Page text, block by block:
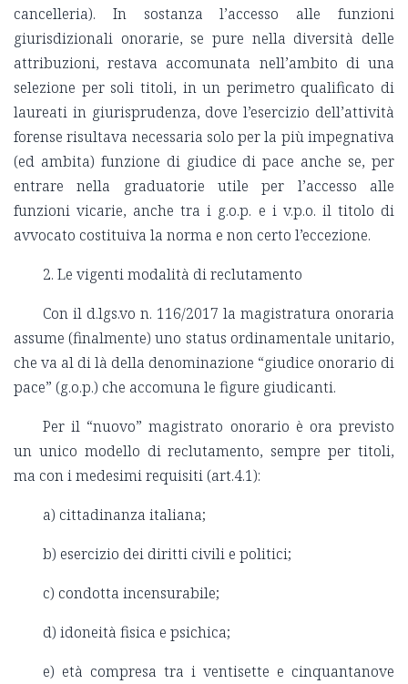
cancelleria). In sostanza l’accesso alle funzioni
giurisdizionali onorarie, se pure nella diversità delle
attribuzioni, restava accomunata nell’ambito di una
selezione per soli titoli, in un perimetro qualificato di
laureati in giurisprudenza, dove l’esercizio dell’attività
forense risultava necessaria solo per la più impegnativa
(ed ambita) funzione di giudice di pace anche se, per
entrare nella graduatorie utile per l’accesso alle
funzioni vicarie, anche tra i g.o.p. e i v.p.o. il titolo di
avvocato costituiva la norma e non certo l’eccezione.
2. Le vigenti modalità di reclutamento
Con il d.lgs.vo n. 116/2017 la magistratura onoraria
assume (finalmente) uno status ordinamentale unitario,
che va al di là della denominazione “giudice onorario di
pace” (g.o.p.) che accomuna le figure giudicanti.
Per il “nuovo” magistrato onorario è ora previsto
un unico modello di reclutamento, sempre per titoli,
ma con i medesimi requisiti (art.4.1):
a) cittadinanza italiana;
b) esercizio dei diritti civili e politici;
c) condotta incensurabile;
d) idoneità fisica e psichica;
e) età compresa tra i ventisette e cinquantanove